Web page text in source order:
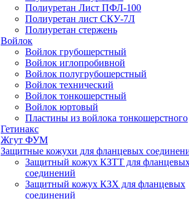
Полиуретан Лист ПФЛ-100
Полиуретан лист СКУ-7Л
Полиуретан стержень
Войлок
Войлок грубошерстный
Войлок иглопробивной
Войлок полугрубошерстный
Войлок технический
Войлок тонкошерстный
Войлок юртовый
Пластины из войлока тонкошерстного
Гетинакс
Жгут ФУМ
Защитные кожухи для фланцевых
Защитный кожух КЗТТ для
соединений
Защитный кожух КЗХ для фланцевых
соединений